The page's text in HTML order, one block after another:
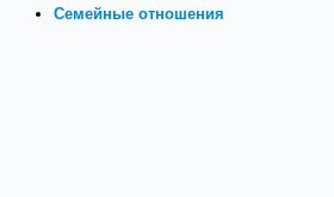
Семейные отношения